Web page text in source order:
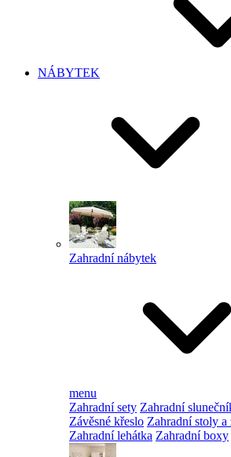
NÁBYTEK
Zahradní nábytek
menu
Zahradní sety Zahradní
Závěsné křeslo Zahradní stoly a
Zahradní lehátka Zahradní boxy